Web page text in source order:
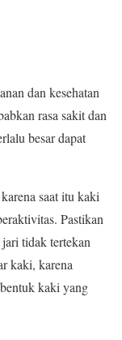
dan kesehatan
rasa sakit dan
besar dapat
saat itu kaki
Pastikan
tidak tertekan
kaki, karena
kaki yang